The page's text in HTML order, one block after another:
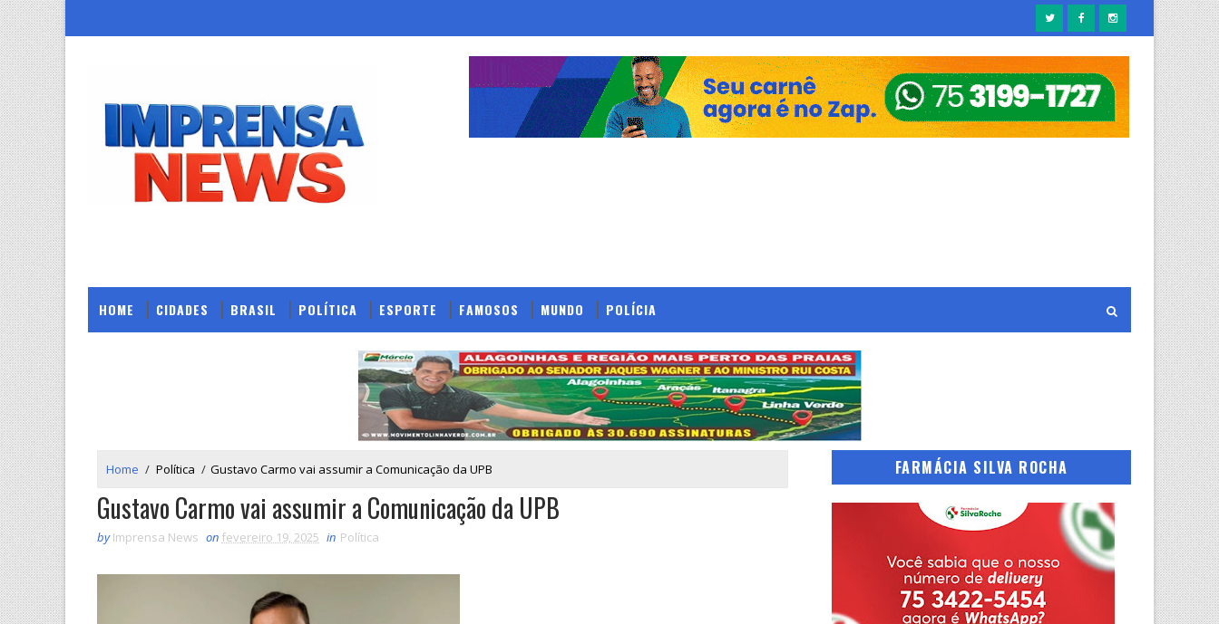
HOME CIDADES BRASIL POLÍTICA ESPORTE FAMOSOS MUNDO POLÍCIA
Home / Política / Gustavo Carmo vai assumir a Comunicação da UPB
Gustavo Carmo vai assumir a Comunicação da UPB
by Imprensa News on fevereiro 19, 2025 in Política
FARMÁCIA SILVA ROCHA